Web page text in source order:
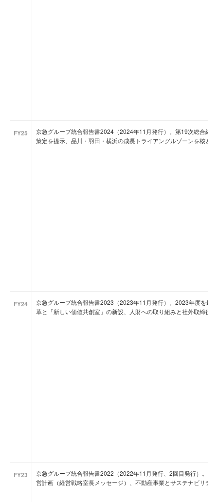
FY25
京急グループ統合報告書2024（2024年11月発行）。第19次総合経
策定を提示、品川・羽田・横浜の成長トライアングルゾーンを核と
FY24
京急グループ統合報告書2023（2023年11月発行）。2023年度を最
革と「新しい価値共創室」の新設、人財への取り組みと社外取締役
FY23
京急グループ統合報告書2022（2022年11月発行、2回目発行）。「
営計画（経営戦略室長メッセージ）、不動産事業とサステナビリテ